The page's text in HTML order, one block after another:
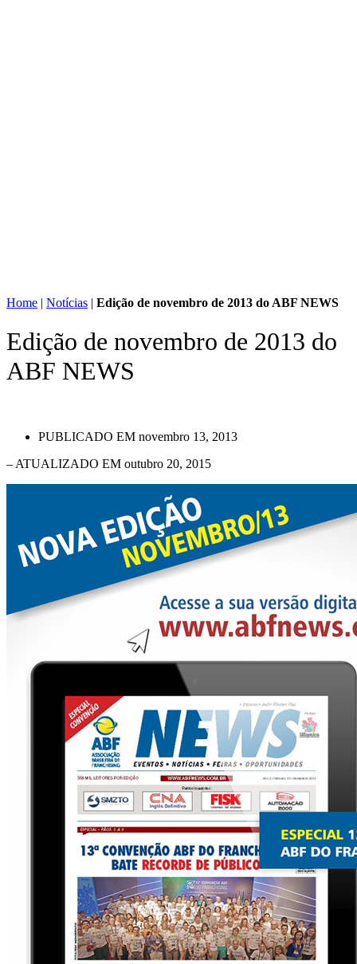
Home | Notícias | Edição de novembro de 2013 do ABF NEWS
Edição de novembro de 2013 do
ABF NEWS
PUBLICADO EM novembro 13, 2013
– ATUALIZADO EM outubro 20, 2015